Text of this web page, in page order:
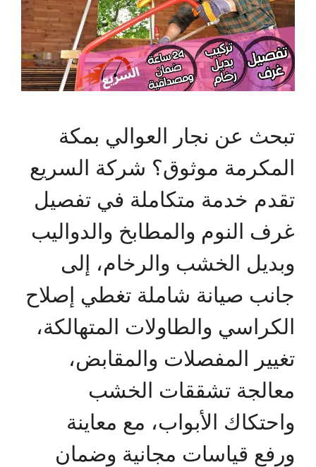
تبحث عن نجار العوالي بمكة
المكرمة موثوق؟ شركة السريع
تقدم خدمة متكاملة في تفصيل
غرف النوم والمطابخ والدواليب
وبديل الخشب والرخام، إلى
جانب صيانة شاملة تغطي إصلاح
الكراسي والطاولات المتهالكة،
تغيير المفصلات والمقابض،
معالجة تشققات الخشب
واحتكاك الأبواب، مع معاينة
ورفع قياسات مجانية وضمان